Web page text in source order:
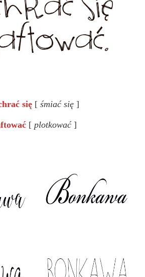
się[ śmiać się]
[ plotkować]